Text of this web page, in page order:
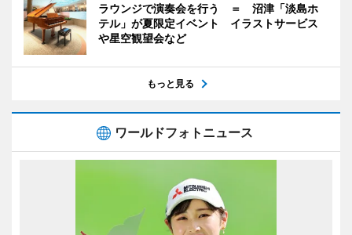
ラウンジで演奏会を行う ＝ 沼津「淡島ホ
テル」が夏限定イベント イラストサービス
や星空観望会など
もっと見る
ワールドフォトニュース